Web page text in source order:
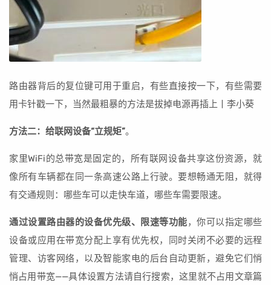
路由器背后的复位键可用于重启，有些直接按一下，有些需要
用卡针戳一下，当然最粗暴的方法是拔掉电源再插上丨李小葵
方法二：给联网设备“立规矩”。
家里WiFi的总带宽是固定的，所有联网设备共享这份资源，就
像所有车辆都在同一条高速公路上行驶。要想畅通无阻，就得
有交通规则：哪些车可以走快车道，哪些车需要限速。
通过设置路由器的设备优先级、限速等功能，你可以指定哪些
设备或应用在带宽分配上享有优先权，同时关闭不必要的远程
管理、访客网络，以及智能家电的后台自动更新，避免它们悄
悄占用带宽——具体设置方法请自行搜索，这里就不占用文章篇